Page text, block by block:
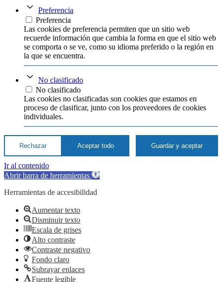
Preferencia
Preferencia
Las cookies de preferencia permiten que un sitio web
recuerde información que cambia la forma en que el sitio web
se comporta o se ve, como su idioma preferido o la región en
la que se encuentra.
No clasificado
No clasificado
Las cookies no clasificadas son cookies que estamos en
proceso de clasificar, junto con los proveedores de cookies
individuales.
Rechazar Aceptar todo Guardar y aceptar
Ir al contenido
Abrir barra de herramientas
Herramientas de accesibilidad
Aumentar texto
Disminuir texto
Escala de grises
Alto contraste
Contraste negativo
Fondo claro
Subrayar enlaces
Fuente legible